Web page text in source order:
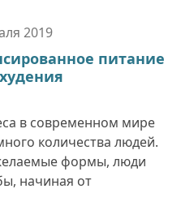
2019
питание
в современном мире
количества людей.
формы, люди
начиная от